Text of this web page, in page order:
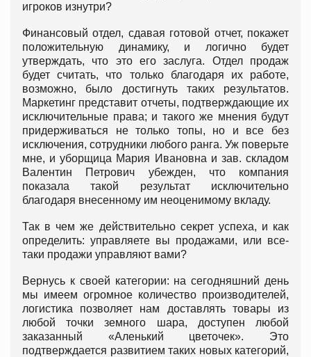
игроков изнутри?
Финансовый отдел, сдавая готовой отчет, покажет
положительную динамику, и логично будет
утверждать, что это его заслуга. Отдел продаж
будет считать, что только благодаря их работе,
возможно, было достигнуть таких результатов.
Маркетинг представит отчеты, подтверждающие их
исключительные права; и такого же мнения будут
придерживаться не только топы, но и все без
исключения, сотрудники любого ранга. Уж поверьте
мне, и уборщица Мария Ивановна и зав. складом
Валентин Петрович убежден, что компания
показала такой результат исключительно
благодаря внесенному им неоценимому вкладу.
Так в чем же действительно секрет успеха, и как
определить: управляете вы продажами, или все-
таки продажи управляют вами?
Вернусь к своей категории: на сегодняшний день
мы имеем огромное количество производителей,
логистика позволяет нам доставлять товары из
любой точки земного шара, доступен любой
заказанный «Аленький цветочек». Это
подтверждается развитием таких новых категорий,